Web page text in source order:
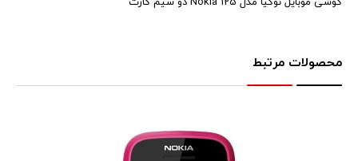
محصولات مرتبط